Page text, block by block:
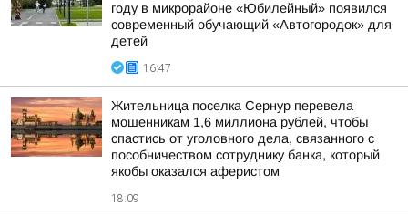
году в микрорайоне «Юбилейный» появился
современный обучающий «Автогородок» для
детей
16:47
Жительница поселка Сернур перевела
мошенникам 1,6 миллиона рублей, чтобы
спастись от уголовного дела, связанного с
пособничеством сотруднику банка, который
якобы оказался аферистом
18:09